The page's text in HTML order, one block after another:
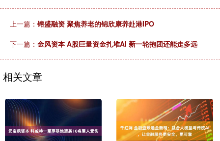
上一篇： 镕盛融资 聚焦养老的锦欣康养赴港IPO
下一篇： 金风资本 A股巨量资金扎堆AI 新一轮抱团还能走多远
相关文章